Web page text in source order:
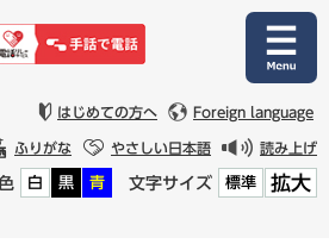
はじめての方へ Foreign language
ふりがな やさしい日本語 読み上げ
白 黒 青 文字サイズ 標準 拡大